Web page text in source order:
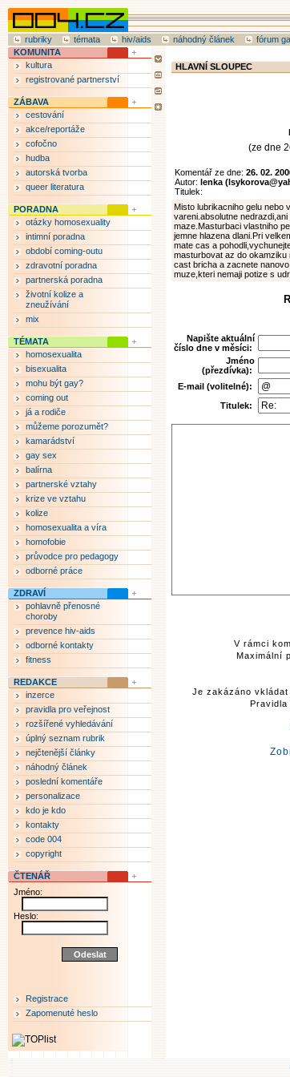
rubriky témata hiv/aids náhodný článek fórum
HLAVNÍ SLOUPEC
(ze dne
Komentář ze dne: 26. 02.
Autor: lenka
Titulek:
Misto lubrikacniho gelu nebo
vareni.absolutne
maze.Masturbaci vlastniho
jemne hlazena dlani.Pri
mate cas a
masturbovat az do okamziku
cast bricha a zacnete
muze,kteri nemaji potize s
Napište aktuální
číslo dne v měsíci:
Jméno
(přezdívka):
E-mail (volitelné):
Titulek:
V rámci
Maximální
Je zakázáno
KOMUNITA
kultura
registrované partnerství
ZÁBAVA
cestování
akce/reportáže
cofočno
hudba
autorská tvorba
queer literatura
PORADNA
otázky homosexuality
intimní poradna
období coming-outu
zdravotní poradna
partnerská poradna
životní kolize a
zneužívání
mix
TÉMATA
homosexualita
bisexualita
mohu být gay?
coming out
já a rodiče
můžeme porozumět?
kamarádství
gay sex
balírna
partnerské vztahy
krize ve vztahu
kolize
homosexualita a víra
homofobie
průvodce pro pedagogy
odborné práce
ZDRAVÍ
pohlavně přenosné
choroby
prevence hiv-aids
odborné kontakty
fitness
REDAKCE
inzerce
pravidla pro veřejnost
rozšířené vyhledávání
úplný seznam rubrik
nejčtenější články
náhodný článek
poslední komentáře
personalizace
kdo je kdo
kontakty
code 004
copyright
ČTENÁŘ
Jméno:
Heslo:
Registrace
Zapomenuté heslo